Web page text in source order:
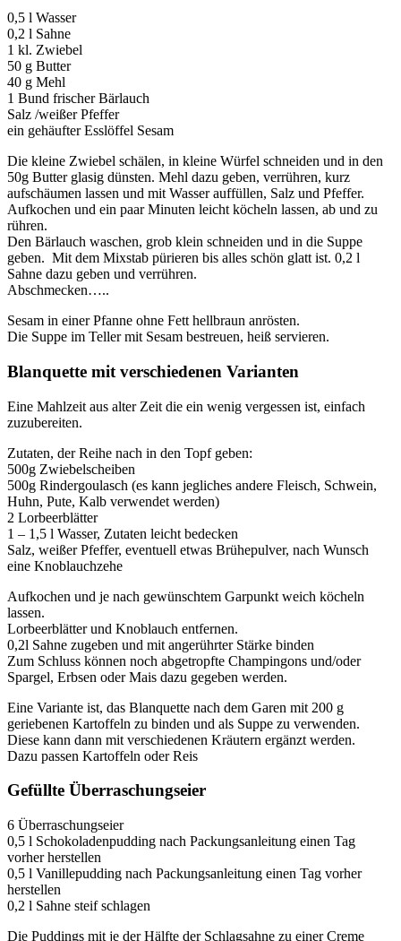
0,5 l Wasser
0,2 l Sahne
1 kl. Zwiebel
50 g Butter
40 g Mehl
1 Bund frischer Bärlauch
Salz /weißer Pfeffer
ein gehäufter Esslöffel Sesam
Die kleine Zwiebel schälen, in kleine Würfel schneiden und in den
50g Butter glasig dünsten. Mehl dazu geben, verrühren, kurz
aufschäumen lassen und mit Wasser auffüllen, Salz und Pfeffer.
Aufkochen und ein paar Minuten leicht köcheln lassen, ab und zu
rühren.
Den Bärlauch waschen, grob klein schneiden und in die Suppe
geben. Mit dem Mixstab pürieren bis alles schön glatt ist. 0,2 l
Sahne dazu geben und verrühren.
Abschmecken…..
Sesam in einer Pfanne ohne Fett hellbraun anrösten.
Die Suppe im Teller mit Sesam bestreuen, heiß servieren.
Blanquette mit verschiedenen Varianten
Eine Mahlzeit aus alter Zeit die ein wenig vergessen ist, einfach
zuzubereiten.
Zutaten, der Reihe nach in den Topf geben:
500g Zwiebelscheiben
500g Rindergoulasch (es kann jegliches andere Fleisch, Schwein,
Huhn, Pute, Kalb verwendet werden)
2 Lorbeerblätter
1 – 1,5 l Wasser, Zutaten leicht bedecken
Salz, weißer Pfeffer, eventuell etwas Brühepulver, nach Wunsch
eine Knoblauchzehe
Aufkochen und je nach gewünschtem Garpunkt weich köcheln
lassen.
Lorbeerblätter und Knoblauch entfernen.
0,2l Sahne zugeben und mit angerührter Stärke binden
Zum Schluss können noch abgetropfte Champingons und/oder
Spargel, Erbsen oder Mais dazu gegeben werden.
Eine Variante ist, das Blanquette nach dem Garen mit 200 g
geriebenen Kartoffeln zu binden und als Suppe zu verwenden.
Diese kann dann mit verschiedenen Kräutern ergänzt werden.
Dazu passen Kartoffeln oder Reis
Gefüllte Überraschungseier
6 Überraschungseier
0,5 l Schokoladenpudding nach Packungsanleitung einen Tag
vorher herstellen
0,5 l Vanillepudding nach Packungsanleitung einen Tag vorher
herstellen
0,2 l Sahne steif schlagen
Die Puddings mit je der Hälfte der Schlagsahne zu einer Creme